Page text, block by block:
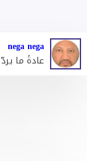
nega nega
عادةً ما يردّ